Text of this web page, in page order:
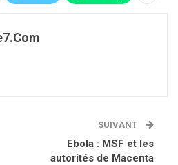
SUIVANT
Ebola : MSF et les
autorités de Macenta